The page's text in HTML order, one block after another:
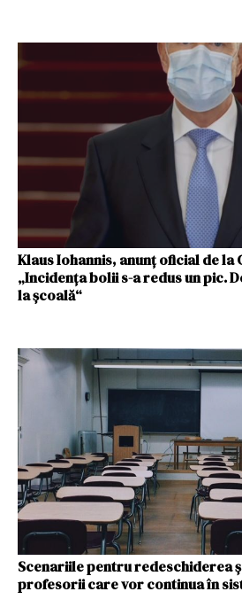
Klaus Iohannis, anunț oficial de la
„Incidența bolii s-a redus un pic.
la școală“
Scenariile pentru redeschiderea
profesorii care vor continua în